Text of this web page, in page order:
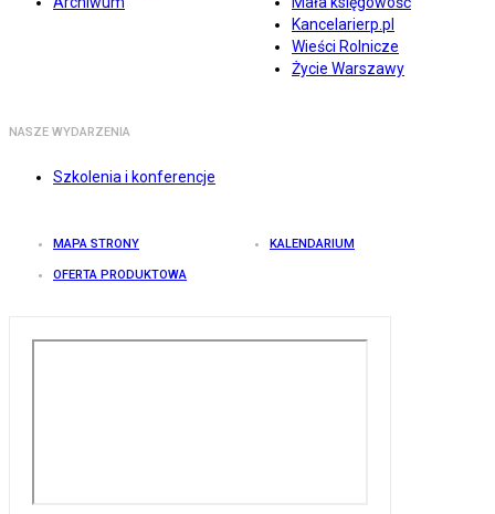
Kancelarierp.pl
Wieści Rolnicze
Życie Warszawy
NASZE WYDARZENIA
Szkolenia i konferencje
MAPA STRONY KALENDARIUM
OFERTA PRODUKTOWA